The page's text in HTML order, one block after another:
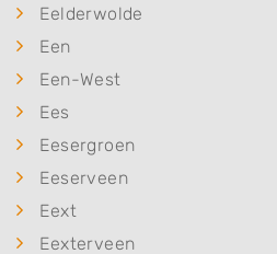
Eelderwolde
Een
Een-West
Ees
Eesergroen
Eeserveen
Eext
Eexterveen